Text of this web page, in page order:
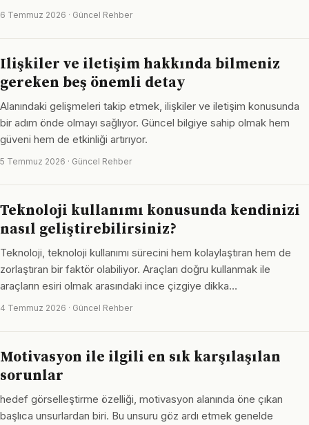
6 Temmuz 2026 · Güncel Rehber
Ilişkiler ve iletişim hakkında bilmeniz
gereken beş önemli detay
Alanındaki gelişmeleri takip etmek, ilişkiler ve iletişim konusunda
bir adım önde olmayı sağlıyor. Güncel bilgiye sahip olmak hem
güveni hem de etkinliği artırıyor.
5 Temmuz 2026 · Güncel Rehber
Teknoloji kullanımı konusunda kendinizi
nasıl geliştirebilirsiniz?
Teknoloji, teknoloji kullanımı sürecini hem kolaylaştıran hem de
zorlaştıran bir faktör olabiliyor. Araçları doğru kullanmak ile
araçların esiri olmak arasındaki ince çizgiye dikka…
4 Temmuz 2026 · Güncel Rehber
Motivasyon ile ilgili en sık karşılaşılan
sorunlar
hedef görselleştirme özelliği, motivasyon alanında öne çıkan
başlıca unsurlardan biri. Bu unsuru göz ardı etmek genelde